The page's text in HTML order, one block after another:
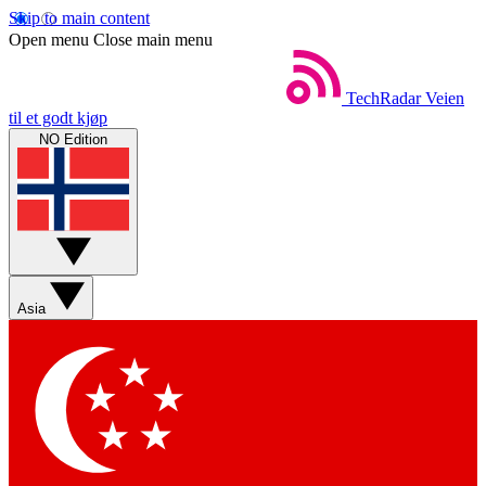
Skip to main content
Open menu Close main menu
TechRadar Veien
til et godt kjøp
NO Edition
Asia